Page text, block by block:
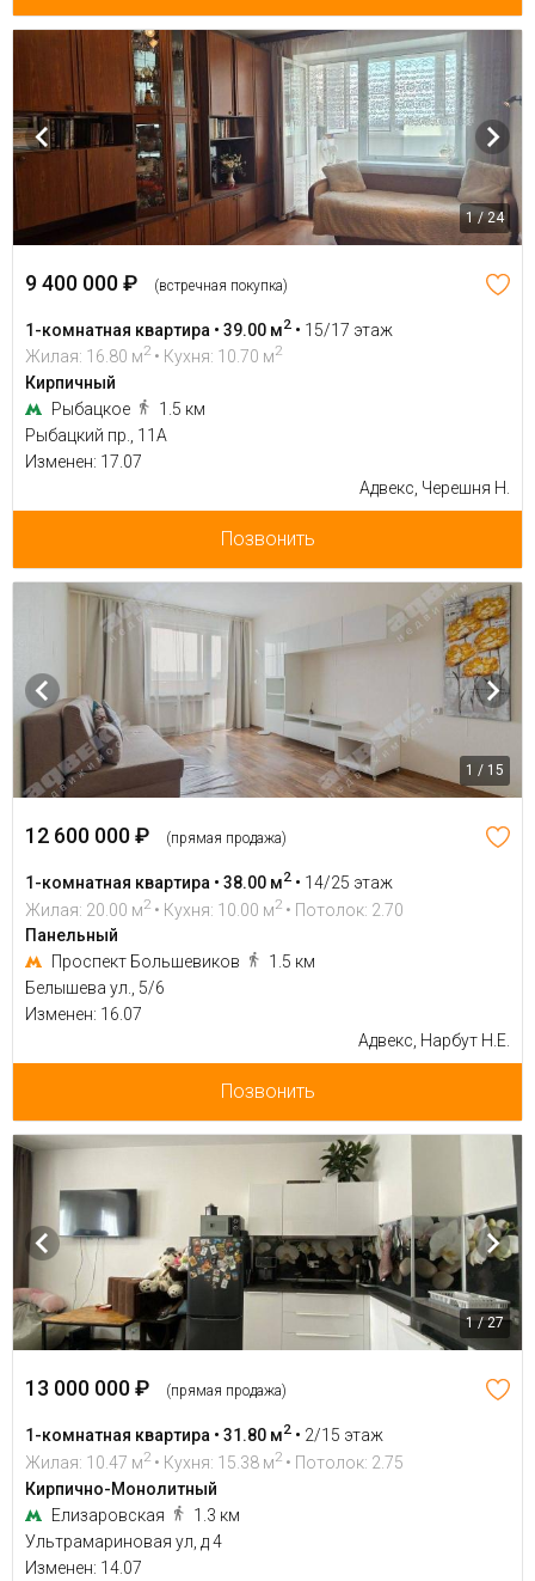
1 / 24
9 400 000 ₽ (встречная покупка)
1-комнатная квартира • 39.00 м2 • 15/17 этаж
Жилая: 16.80 м2 • Кухня: 10.70 м2
Кирпичный
Рыбацкое
1.5 км
Рыбацкий пр., 11А
Изменен: 17.07
Адвекс, Черешня Н.
Позвонить
1 / 15
12 600 000 ₽ (прямая продажа)
1-комнатная квартира • 38.00 м2 • 14/25 этаж
Жилая: 20.00 м2 • Кухня: 10.00 м2 • Потолок: 2.70
Панельный
Проспект Большевиков
1.5 км
Белышева ул., 5/6
Изменен: 16.07
Адвекс, Нарбут Н.Е.
Позвонить
1 / 27
13 000 000 ₽ (прямая продажа)
1-комнатная квартира • 31.80 м2 • 2/15 этаж
Жилая: 10.47 м2 • Кухня: 15.38 м2 • Потолок: 2.75
Кирпично-Монолитный
Елизаровская
1.3 км
Ультрамариновая ул, д 4
Изменен: 14.07